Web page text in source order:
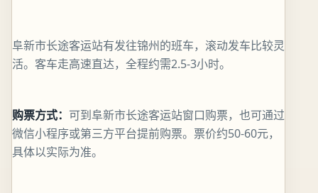
阜新市长途客运站有发往锦州的班车，滚动发车比较灵
活。客车走高速直达，全程约需2.5-3小时。
购票方式： 可到阜新市长途客运站窗口购票，也可通过
微信小程序或第三方平台提前购票。票价约50-60元，
具体以实际为准。